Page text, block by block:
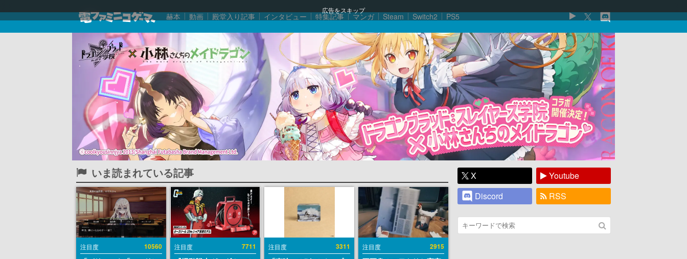
広告をスキップ
赫本 動画 殿堂入り記事 インタビュー 特集記事 マンガ Steam Switch2 PS5
いま読まれている記事
注目度 10560 注目度 7711 注目度 3311 注目度 2915
X
Youtube
Discord
RSS